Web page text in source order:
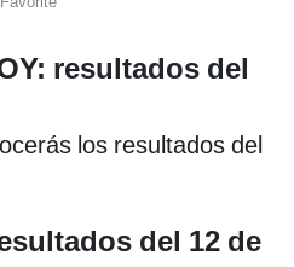
resultados del
los resultados del
del 12 de